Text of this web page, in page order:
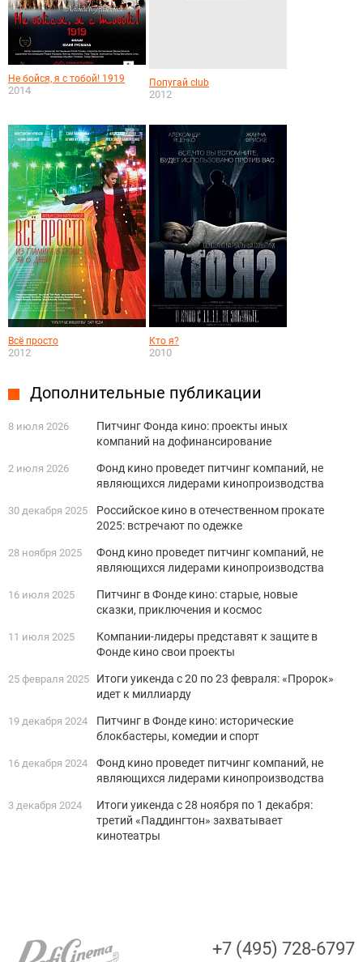
Не бойся, я с тобой! 1919
2014
Попугай club
2012
Всё просто
2012
Кто я?
2010
Дополнительные публикации
8 июля 2026
Питчинг Фонда кино: проекты иных
компаний на дофинансирование
2 июля 2026
Фонд кино проведет питчинг компаний, не
являющихся лидерами кинопроизводства
30 декабря 2025
Российское кино в отечественном прокате
2025: встречают по одежке
28 ноября 2025
Фонд кино проведет питчинг компаний, не
являющихся лидерами кинопроизводства
16 июля 2025
Питчинг в Фонде кино: старые, новые
сказки, приключения и космос
11 июля 2025
Компании-лидеры представят к защите в
Фонде кино свои проекты
25 февраля 2025
Итоги уикенда с 20 по 23 февраля: «Пророк»
идет к миллиарду
19 декабря 2024
Питчинг в Фонде кино: исторические
блокбастеры, комедии и спорт
16 декабря 2024
Фонд кино проведет питчинг компаний, не
являющихся лидерами кинопроизводства
3 декабря 2024
Итоги уикенда с 28 ноября по 1 декабря:
третий «Паддингтон» захватывает
кинотеатры
+7 (495) 728-6797